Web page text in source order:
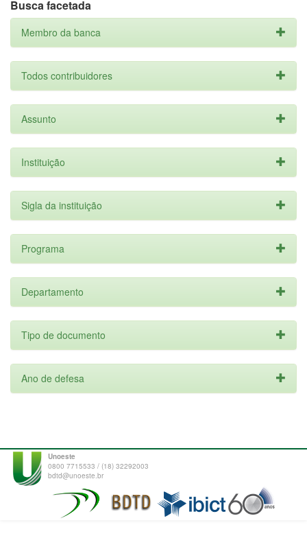
Busca facetada
Membro da banca
Todos contribuidores
Assunto
Instituição
Sigla da instituição
Programa
Departamento
Tipo de documento
Ano de defesa
Unoeste
0800 7715533 / (18) 32292003
bdtd@unoeste.br